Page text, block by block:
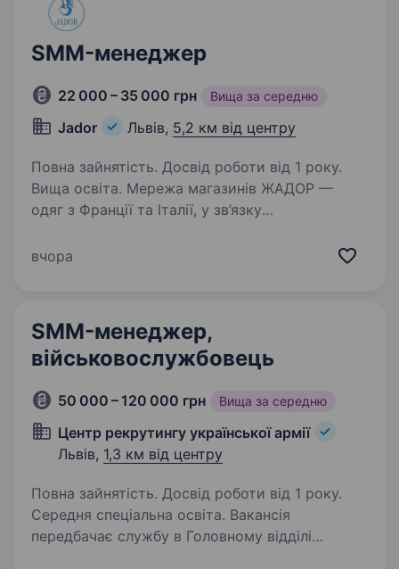
SMM-менеджер
22 000 – 35 000 грн Вища за середню
Jador Львів, 5,2 км від центру
Повна зайнятість. Досвід роботи від 1 року.
Вища освіта. Мережа магазинів ЖАДОР —
одяг з Франції та Італії, у зв’язку
SMM-менеджера Запрошуємо до нашої
вчора
SMM-менеджер,
військовослужбовець
50 000 – 120 000 грн Вища за середню
Центр рекрутингу української армії
Львів, 1,3 км від центру
Повна зайнятість. Досвід роботи від 1 року.
Середня спеціальна освіта. Вакансія
передбачає службу в Головному відділі